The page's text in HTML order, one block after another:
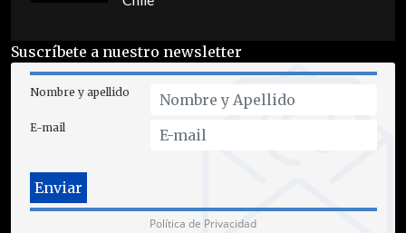
Suscríbete a nuestro newsletter
Nombre y apellido
E-mail
Política de Privacidad